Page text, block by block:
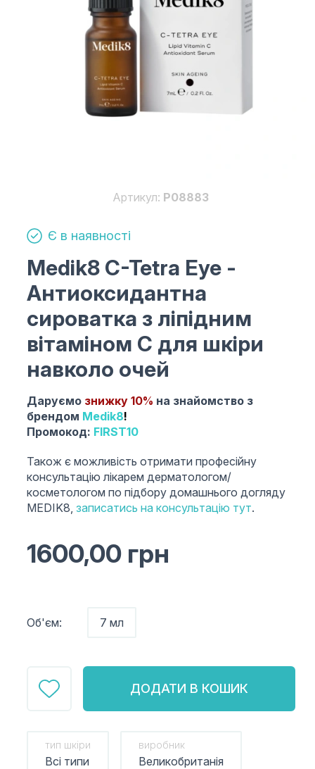
Артикул: P08883
Є в наявності
Medik8 C-Tetra Eye-
Антиоксидантна
сироватка з ліпідним
вітаміном С для шкіри
навколо очей
Даруємо знижку 10% на знайомство з
брендом Medik8!
Промокод: FIRST10
Також є можливість отримати професійну
консультацію лікарем дерматологом/
косметологом по підбору домашнього догляду
MEDIK8, записатись на консультацію тут.
1600,00 грн
Об'єм: 7 мл
ДОДАТИ В КОШИК
тип шкіри
Всі типи
виробник
Великобританія